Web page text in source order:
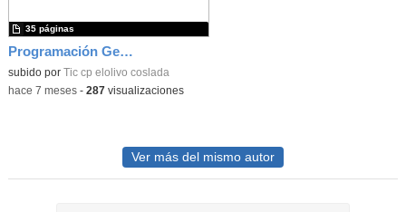
Programación General Anual CEIP El Olivo 2025-26
subido por Tic cp elolivo coslada
35 páginas
-hace 7 meses- 287visualizaciones
Ver más del mismo autor